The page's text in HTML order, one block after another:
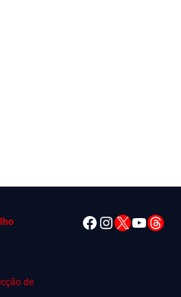
de
Facebook
Instagram
X